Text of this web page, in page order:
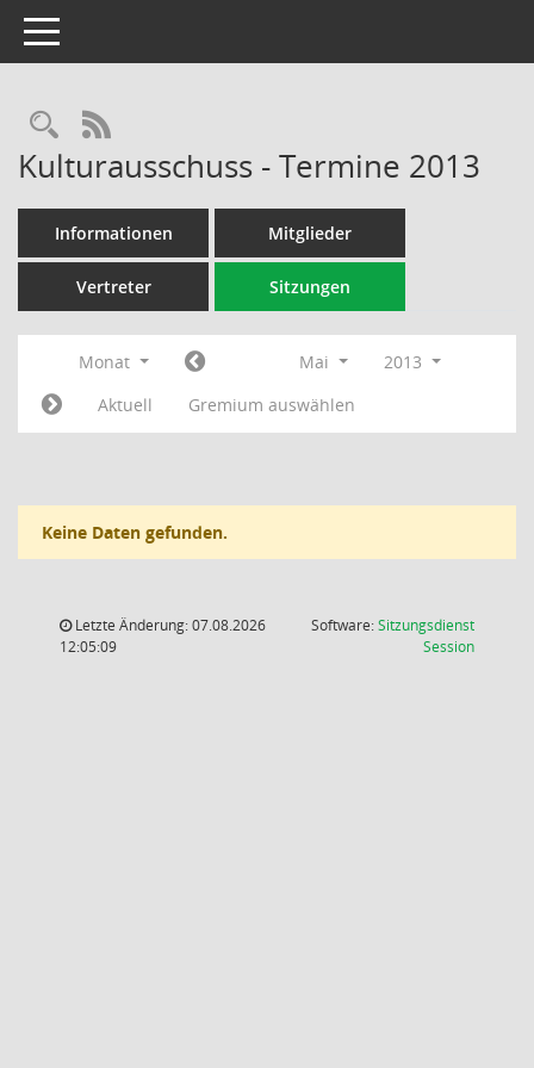
Toggle navigation
Rechercheauswahl
RSS-Feed
Kulturausschuss - Termine 2013
Informationen Mitglieder
Vertreter Sitzungen
Monat Mai
2013
Aktuell
Gremium auswählen
Keine Daten gefunden.
Letzte Änderung: 07.08.2026
12:05:09
Software:Sitzungsdienst
Session(Wird in